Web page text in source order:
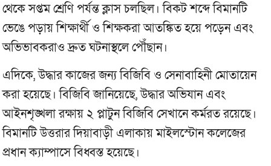
থেকে সপ্তম শ্রেণি পর্যন্ত ক্লাস চলছিল। বিকট শব্দে বিমানটি
ভেঙে পড়ায় শিক্ষার্থী ও শিক্ষকরা আতঙ্কিত হয়ে পড়েন এবং
অভিভাবকরাও দ্রুত ঘটনাস্থলে পৌঁছান।
এদিকে, উদ্ধার কাজের জন্য বিজিবি ও সেনাবাহিনী মোতায়েন
করা হয়েছে। বিজিবি জানিয়েছে, উদ্ধার অভিযান এবং
আইনশৃঙ্খলা রক্ষায় ২ প্লাটুন বিজিবি সেখানে কর্মরত রয়েছে।
বিমানটি উত্তরার দিয়াবাড়ী এলাকায় মাইলস্টোন কলেজের
প্রধান ক্যাম্পাসে বিধ্বস্ত হয়েছে।